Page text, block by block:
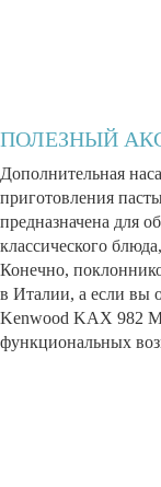
ПОЛЕЗНЫЙ
Дополнительная
приготовления
предназначена для
классического
Конечно,
в Италии, а если вы
Kenwood KAX 982
функциональных